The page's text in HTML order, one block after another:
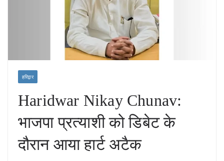
हरिद्वार
Haridwar Nikay Chunav:
भाजपा प्रत्याशी को डिबेट के
दौरान आया हार्ट अटैक